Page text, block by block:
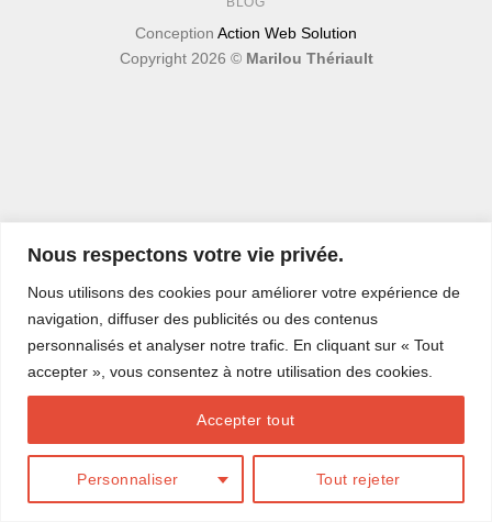
Nous respectons votre vie privée.
Nous utilisons des cookies pour améliorer votre expérience de
navigation, diffuser des publicités ou des contenus
personnalisés et analyser notre trafic. En cliquant sur « Tout
accepter », vous consentez à notre utilisation des cookies.
Personnaliser Tout rejeter
Accepter tout
Conception Action Web Solution
Copyright 2026 © Marilou Thériault